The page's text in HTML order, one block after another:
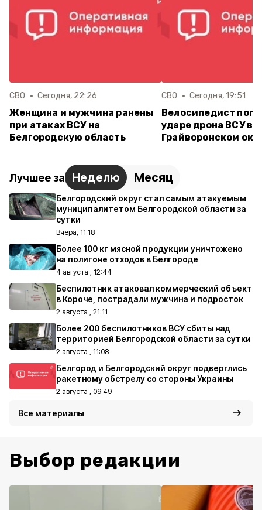
СВО Сегодня, 22:26
Женщина и мужчина ранены
при атаках ВСУ на
Белгородскую область
СВО Сегодня, 19:51
Велосипедист
ударе дрона ВСУ в
Грайворонском
Лучшее за Неделю Месяц
Белгородский округ стал самым атакуемым
муниципалитетом Белгородской области за
сутки
Вчера, 11:18
Более 100 кг мясной продукции уничтожено
на полигоне отходов в Белгороде
4 августа , 12:44
Беспилотник атаковал коммерческий объект
в Короче, пострадали мужчина и подросток
2 августа , 21:11
Более 200 беспилотников ВСУ сбиты над
территорией Белгородской области за сутки
2 августа , 11:08
Белгород и Белгородский округ подверглись
ракетному обстрелу со стороны Украины
2 августа , 09:49
Все материалы
Выбор редакции